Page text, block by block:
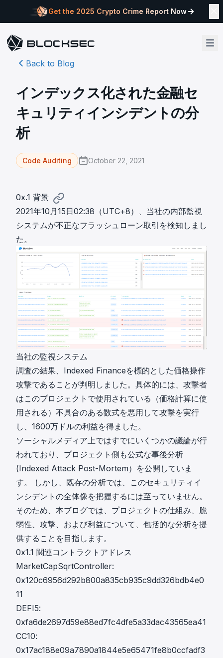
Get the 2025 Crypto Crime Report Now
Back to Blog
インデックス化された金融セ
キュリティインシデントの分
析
Code Auditing October 22, 2021
0x.1 背景
2021年10月15日02:38（UTC+8）、当社の内部監視
システムが不正なフラッシュローン取引を検知しまし
た。
当社の監視システム
調査の結果、Indexed Financeを標的とした価格操作
攻撃であることが判明しました。具体的には、攻撃者
はこのプロジェクトで使用されている（価格計算に使
用される）不具合のある数式を悪用して攻撃を実行
し、1600万ドルの利益を得ました。
ソーシャルメディア上ではすでにいくつかの議論が行
われており、プロジェクト側も公式な事後分析
(Indexed Attack Post-Mortem）を公開していま
す。 しかし、既存の分析では、このセキュリティイ
ンシデントの全体像を把握するには至っていません。
そのため、本ブログでは、プロジェクトの仕組み、脆
弱性、攻撃、および利益について、包括的な分析を提
供することを目指します。
0x1.1 関連コントラクトアドレス
MarketCapSqrtController:
0x120c6956d292b800a835cb935c9dd326bdb4e0
11
DEFI5:
0xfa6de2697d59e88ed7fc4dfe5a33dac43565ea41
CC10:
0x17ac188e09a7890a1844e5e65471fe8b0ccfadf3